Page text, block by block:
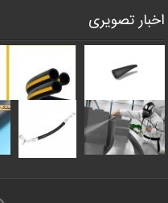
اخبار تصویری